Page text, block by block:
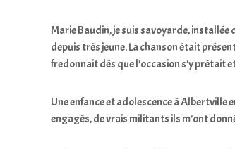
e
s
Marie Baudin, je suis savoyarde, installée
depuis très jeune. La chanson était
fredonnait dès que l’occasion s’y prêtait
Une enfance et adolescence à Albertville
engagés, de vrais militants ils m’ont